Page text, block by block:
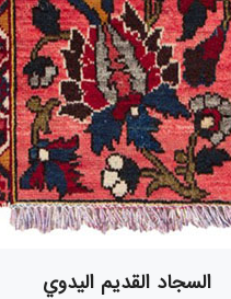
السجاد القديم اليدوي